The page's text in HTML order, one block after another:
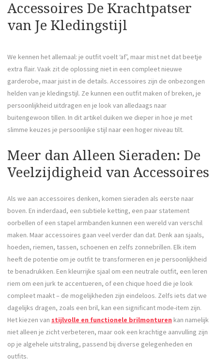
Accessoires De Krachtpatser
van Je Kledingstijl
We kennen het allemaal: je outfit voelt ‘af’, maar mist net dat beetje
extra flair. Vaak zit de oplossing niet in een compleet nieuwe
garderobe, maar juist in de details. Accessoires zijn de onbezongen
helden van je kledingstijl. Ze kunnen een outfit maken of breken, je
persoonlijkheid uitdragen en je look van alledaags naar
buitengewoon tillen. In dit artikel duiken we dieper in hoe je met
slimme keuzes je persoonlijke stijl naar een hoger niveau tilt.
Meer dan Alleen Sieraden: De
Veelzijdigheid van Accessoires
Als we aan accessoires denken, komen sieraden als eerste naar
boven. En inderdaad, een subtiele ketting, een paar statement
oorbellen of een stapel armbanden kunnen een wereld van verschil
maken. Maar accessoires gaan veel verder dan dat. Denk aan sjaals,
hoeden, riemen, tassen, schoenen en zelfs zonnebrillen. Elk item
heeft de potentie om je outfit te transformeren en je persoonlijkheid
te benadrukken. Een kleurrijke sjaal om een neutrale outfit, een leren
riem om een jurk te accentueren, of een chique hoed die je look
compleet maakt – de mogelijkheden zijn eindeloos. Zelfs iets dat we
dagelijks dragen, zoals een bril, kan een significant mode-item zijn.
Het kiezen van stijlvolle en functionele brilmonturen kan namelijk
niet alleen je zicht verbeteren, maar ook een krachtige aanvulling zijn
op je algehele uitstraling, passend bij diverse gelegenheden en
outfits.